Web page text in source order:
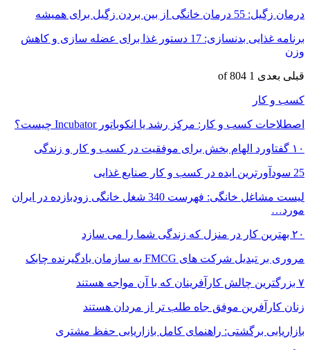
درمان زگیل: 55 درمان خانگی از بین بردن زگیل برای همیشه
برنامه غذایی بدنسازی: 17 دستور غذا برای عضله سازی و کاهش
وزن
قبلی بعدی 1 of 804
کسب و کار
اصطلاحات کسب و کار: مرکز رشد یا انکوباتور Incubator چیست؟
۱۰ گفتاورد الهام بخش برای موفقیت در کسب و کار و زندگی
25 سودآورترین ایده در کسب و کار صنایع غذایی
لیست مشاغل خانگی: فهرست 340 شغل خانگی زودبازده در ایران
مورد…
۲۰ بهترین کار در منزل که زندگی شما را می سازد
مروری بر تبدیل شرکت های FMCG به سازمان یادگیرنده چابک
۷ بزرگترین چالش کارآفرینان که با آن مواجه هستند
زنان کارآفرین موفق جاه طلب تر از مردان هستند
بازاریابی برگشتی: راهنمای کامل بازاریابی حفظ مشتری